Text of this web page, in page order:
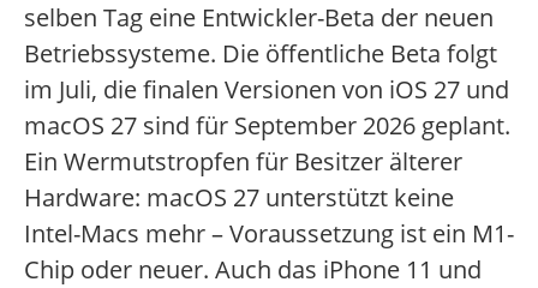
selben Tag eine Entwickler-Beta der neuen
Betriebssysteme. Die öffentliche Beta folgt
im Juli, die finalen Versionen von iOS 27 und
macOS 27 sind für September 2026 geplant.
Ein Wermutstropfen für Besitzer älterer
Hardware: macOS 27 unterstützt keine
Intel-Macs mehr – Voraussetzung ist ein M1-
Chip oder neuer. Auch das iPhone 11 und